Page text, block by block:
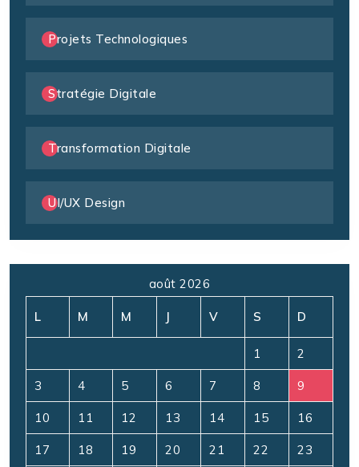
Projets Technologiques
Stratégie Digitale
Transformation Digitale
UI/UX Design
août 2026
L M M J V S D
1 2
3 4 5 6 7 8 9
10 11 12 13 14 15 16
17 18 19 20 21 22 23